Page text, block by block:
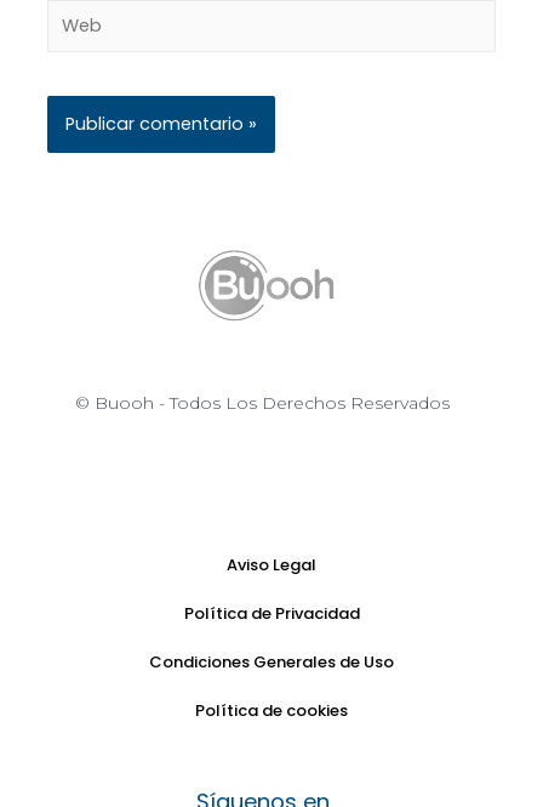
Aviso Legal
Política de Privacidad
Condiciones Generales de Uso
Política de cookies
© Buooh - Todos Los Derechos Reservados